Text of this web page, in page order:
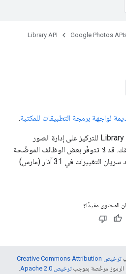
Google Photos
Library API
لواجهة برمجة التطبيقات للمكتبة.
يُرجى العِلم أنّه يتم تعديل Library API للتركيز على إدارة الصور
قد لا تتوفّر بعض الوظائف الموضّحة
في عيّنات الواجهات القديمة بعد سريان التغييرات في 31 آذار (مارس)
المحتوى مفيدًا؟
ترخيص Creative Commons Attribution
الرموز مرخّصة بموجبترخيص Apache 2.0‏
.